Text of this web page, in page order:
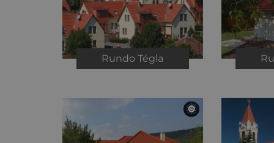
RundoTégla